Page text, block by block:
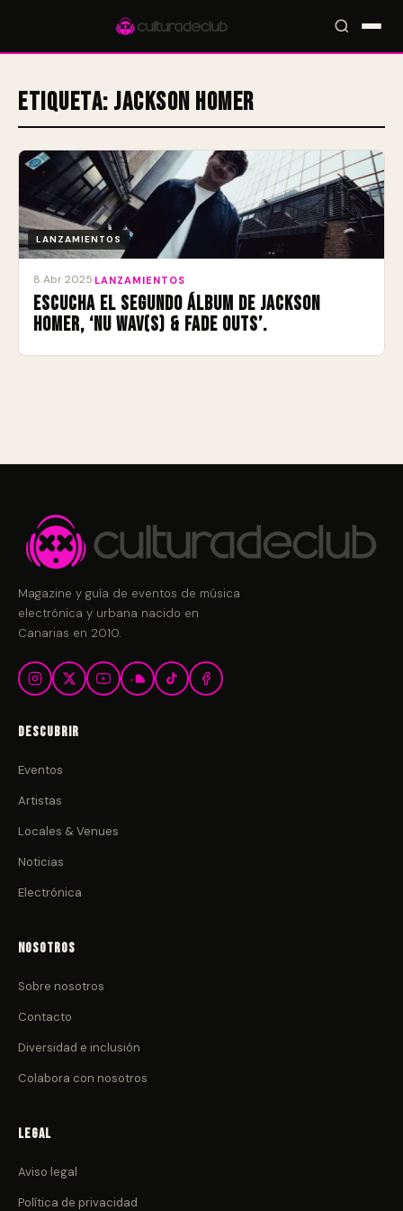
Accesos rápidos:🎪 Eventos🎤 Artistas📍 Locales📰 Magazine
Etiqueta: Jackson Homer
LANZAMIENTOS
8 Abr 2025 LANZAMIENTOS
Escucha el segundo álbum de Jackson
Homer, ‘Nu Wav(s) & Fade Outs’.
Magazine y guía de eventos de música
electrónica y urbana nacido en
Canarias en 2010.
Descubrir
Eventos
Artistas
Locales & Venues
Noticias
Electrónica
Nosotros
Sobre nosotros
Contacto
Diversidad e inclusión
Colabora con nosotros
Legal
Aviso legal
Política de privacidad